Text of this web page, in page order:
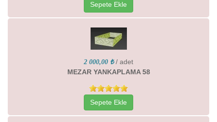
Sepete Ekle
2 000,00 ₺ / adet
MEZAR YANKAPLAMA 58
Sepete Ekle